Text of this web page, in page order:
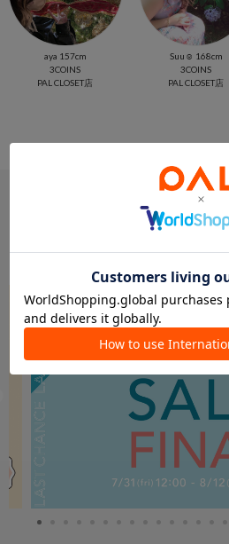
aya 157cm
3COINS
PAL CLOSET店
Suu☺︎ 168cm
3COINS
PAL CLOSET店
PICK UP